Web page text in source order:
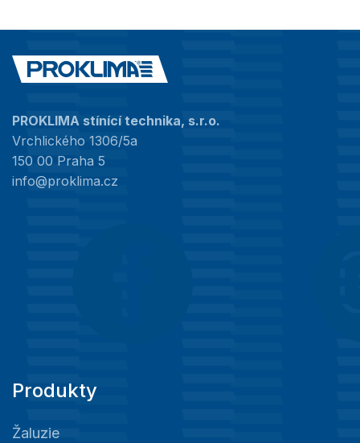
PROKLIMA stínící technika, s.r.o.
Vrchlického 1306/5a
150 00 Praha 5
info@proklima.cz
Produkty
Žaluzie